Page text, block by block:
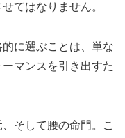
てはなりません。
に選ぶことは、単な
マンスを引き出すた
そして腰の命門。こ